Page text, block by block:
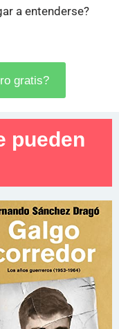
a entenderse?
gratis?
pueden